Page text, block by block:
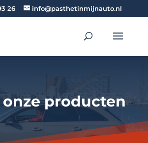
26 info@pasthetinmijnauto.nl
producten